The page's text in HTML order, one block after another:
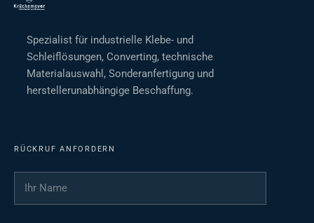
Spezialist für industrielle Klebe- und
Schleiflösungen, Converting, technische
Materialauswahl, Sonderanfertigung und
herstellerunabhängige Beschaffung.
RÜCKRUF ANFORDERN
Ihr Name